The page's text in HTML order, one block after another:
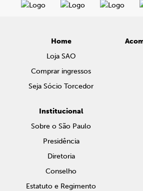
Home
Loja SAO
Comprar ingressos
Seja Sócio Torcedor
Institucional
Sobre o São Paulo
Presidência
Diretoria
Conselho
Estatuto e Regimento